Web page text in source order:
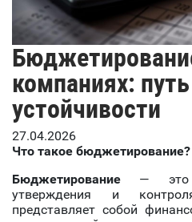
компаниях:
устойчивости
27.04.2026
Что такое бюджетирование?
Бюджетирование — это
утверждения и
представляет собой